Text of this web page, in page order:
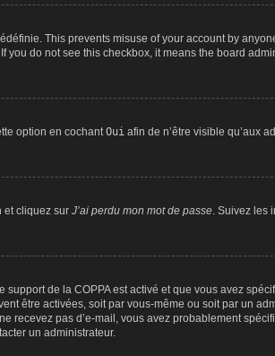
This prevents misuse of your account by
do not see this checkbox, it means the board
option en cochantOui afin de n’être visible qu’aux
et cliquez sur J’ai perdu mon mot de passe. Suivez les
de la COPPA est activé et que vous avez
être activées, soit par vous-même ou soit par un
recevez pas d’e-mail, vous avez probablement
un administrateur.